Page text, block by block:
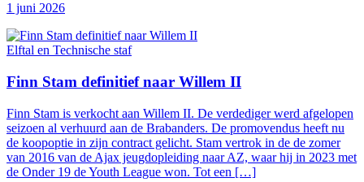
1 juni 2026
Elftal en Technische staf
Finn Stam definitief naar Willem II
Finn Stam is verkocht aan Willem II. De verdediger werd afgelopen
seizoen al verhuurd aan de Brabanders. De promovendus heeft nu
de koopoptie in zijn contract gelicht. Stam vertrok in de de zomer
van 2016 van de Ajax jeugdopleiding naar AZ, waar hij in 2023 met
de Onder 19 de Youth League won. Tot een […]